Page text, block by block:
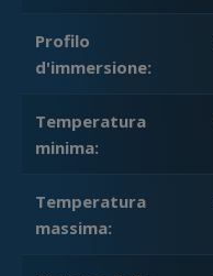
Profilo
d'immersione:
Temperatura
minima:
Temperatura
massima: